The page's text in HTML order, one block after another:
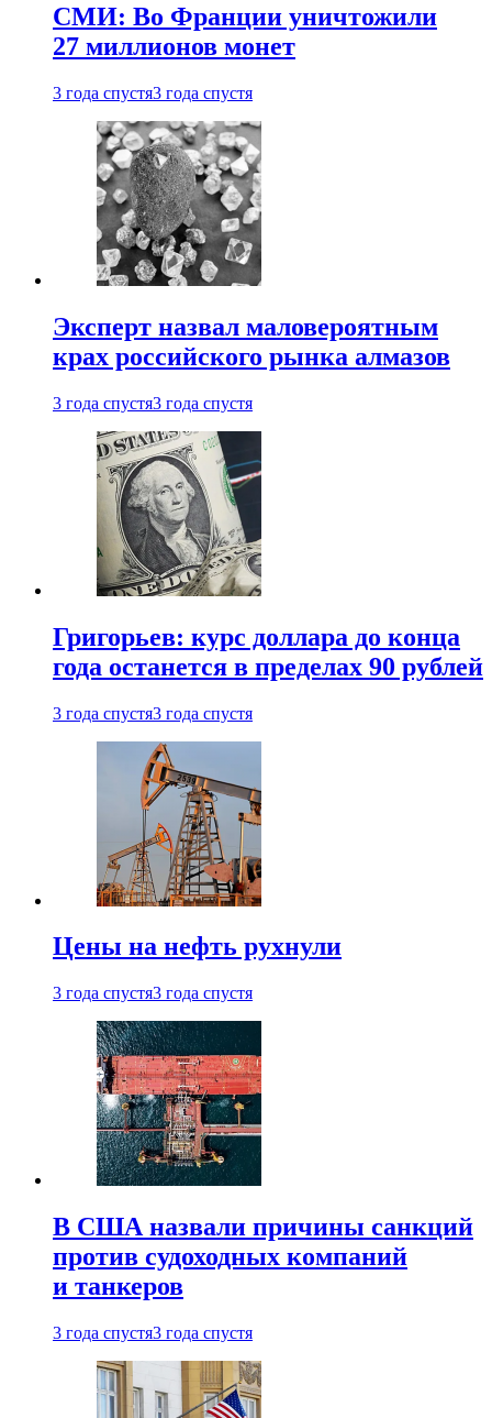
СМИ: Во Франции уничтожили
27 миллионов монет
3 года спустя3 года спустя
Эксперт назвал маловероятным
крах российского рынка алмазов
3 года спустя3 года спустя
Григорьев: курс доллара до конца
года останется в пределах 90 рублей
3 года спустя3 года спустя
Цены на нефть рухнули
3 года спустя3 года спустя
В США назвали причины санкций
против судоходных компаний
и танкеров
3 года спустя3 года спустя